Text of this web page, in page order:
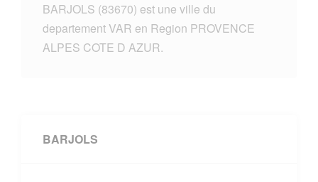
BARJOLS (83670) est une ville du
departement VAR en Region PROVENCE
ALPES COTE D AZUR.
BARJOLS